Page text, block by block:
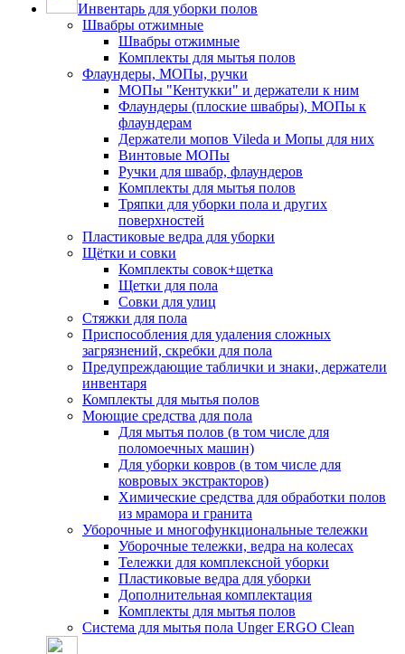
Инвентарь для уборки полов
Швабры отжимные
Швабры отжимные
Комплекты для мытья полов
Флаундеры, МОПы, ручки
МОПы "Кентукки" и держатели к ним
Флаундеры (плоские швабры), МОПы к
флаундерам
Держатели мопов Vileda и Мопы для них
Винтовые МОПы
Ручки для швабр, флаундеров
Комплекты для мытья полов
Тряпки для уборки пола и других
поверхностей
Пластиковые ведра для уборки
Щётки и совки
Комплекты совок+щетка
Щетки для пола
Совки для улиц
Стяжки для пола
Приспособления для удаления сложных
загрязнений, скребки для пола
Предупреждающие таблички и знаки, держатели
инвентаря
Комплекты для мытья полов
Моющие средства для пола
Для мытья полов (в том числе для
поломоечных машин)
Для уборки ковров (в том числе для
ковровых экстракторов)
Химические средства для обработки полов
из мрамора и гранита
Уборочные и многофункциональные тележки
Уборочные тележки, ведра на колесах
Тележки для комплексной уборки
Пластиковые ведра для уборки
Дополнительная комплектация
Комплекты для мытья полов
Система для мытья пола Unger ERGO Clean